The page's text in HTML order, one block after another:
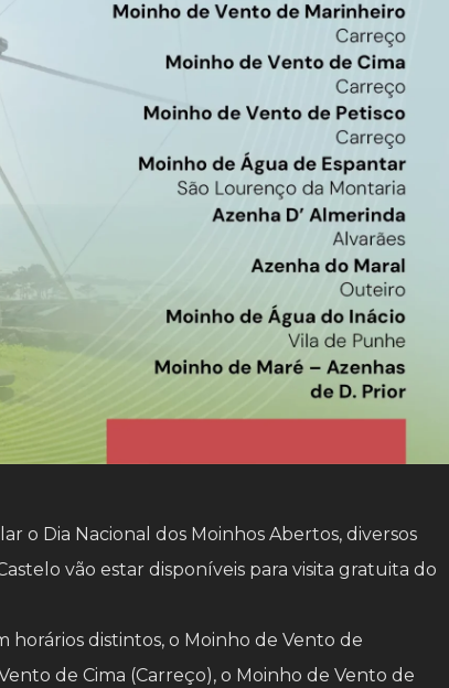
o Dia Nacional dos Moinhos Abertos, diversos
vão estar disponíveis para visita gratuita do
horários distintos, o Moinho de Vento de
de Cima (Carreço), o Moinho de Vento de